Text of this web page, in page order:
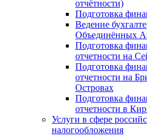
отчётности)
Подготовка
Ведение
Объединённых
Подготовка
отчетности на
Подготовка
отчетности на
Островах
Подготовка
отчетности в
Услуги в сфере
налогообложения